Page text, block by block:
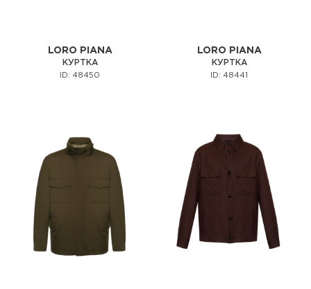
LORO PIANA
КУРТКА
ID: 48450
LORO PIANA
КУРТКА
ID: 48441